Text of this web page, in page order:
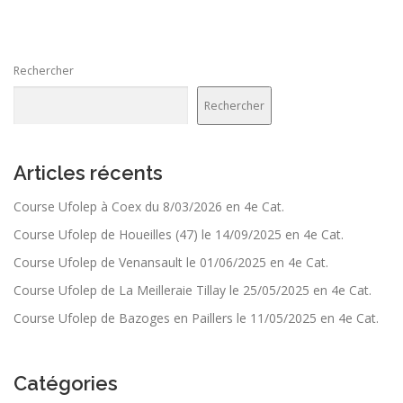
Rechercher
Rechercher
Articles récents
Course Ufolep à Coex du 8/03/2026 en 4e Cat.
Course Ufolep de Houeilles (47) le 14/09/2025 en 4e Cat.
Course Ufolep de Venansault le 01/06/2025 en 4e Cat.
Course Ufolep de La Meilleraie Tillay le 25/05/2025 en 4e Cat.
Course Ufolep de Bazoges en Paillers le 11/05/2025 en 4e Cat.
Catégories